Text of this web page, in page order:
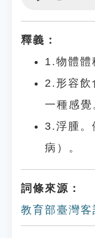
釋義：
1.物體體
2.形容飲
一種感覺
3.浮腫。
病）。
詞條來源：
教育部臺灣